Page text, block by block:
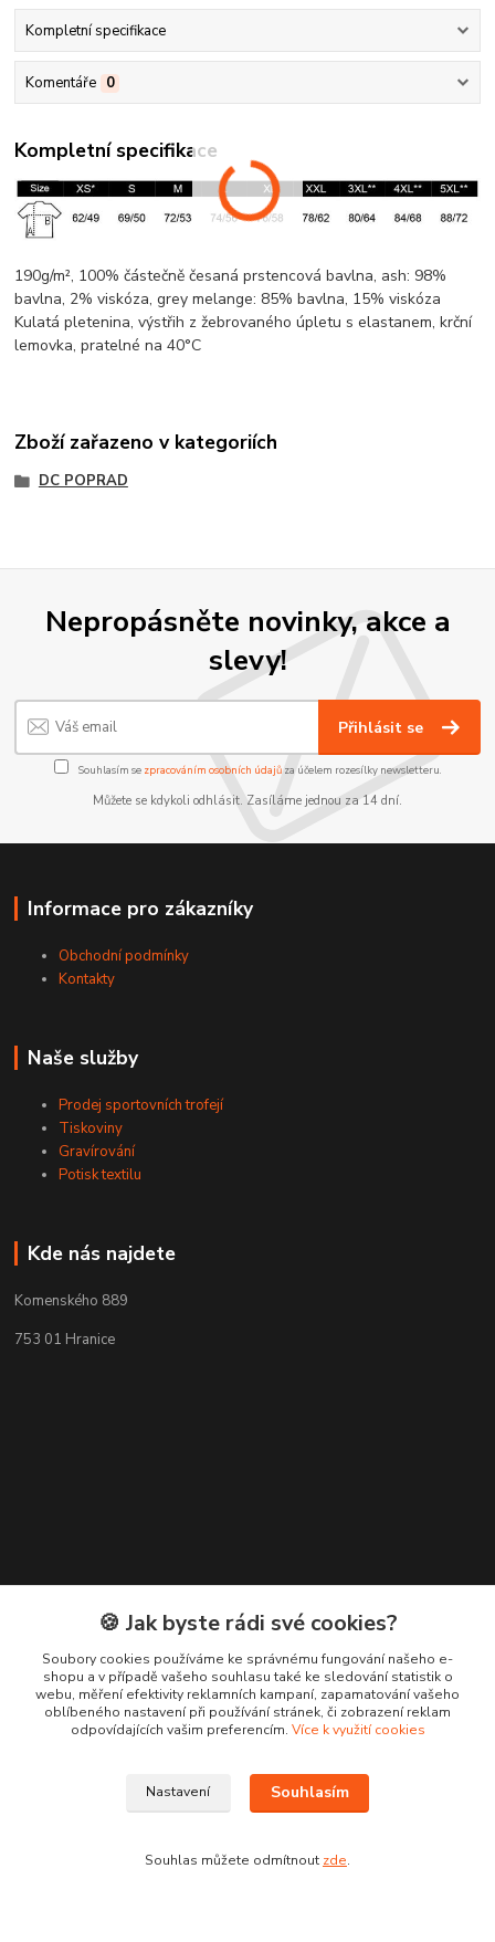
Kompletní specifikace
Komentáře 0
Kompletní specifikace
190g/m², 100% částečně česaná prstencovábavlna, ash: 98%
bavlna, 2%viskóza, greymelange: 85%bavlna, 15%viskóza
Kulatá pletenina, výstřih z žebrovaného úpletu s elastanem,krční
lemovka, pratelné na 40°C
Zboží zařazeno v kategoriích
DC POPRAD
Nepropásněte novinky, akce a
slevy!
Přihlásit se
Souhlasím se zpracováním osobních údajůza účelem rozesílky newsletteru.
Můžete se kdykoli odhlásit. Zasíláme jednou za 14 dní.
Informace pro zákazníky
Obchodní podmínky
Kontakty
Naše služby
Prodej sportovních trofejí
Tiskoviny
Gravírování
Potisk textilu
Kde nás najdete
Komenského 889
753 01 Hranice
Kontakty
+420 776 619 833
🍪 Jak byste rádi své cookies?
Soubory cookies používáme ke správnému fungování našeho e-
shopu a v případě vašeho souhlasu také ke sledování statistik o
webu, měření efektivity reklamních kampaní, zapamatování vašeho
oblíbeného nastavení při používání stránek, či zobrazení reklam
odpovídajících vašim preferencím. Více k využití cookies
Nastavení Souhlasím
Souhlas můžete odmítnout zde.